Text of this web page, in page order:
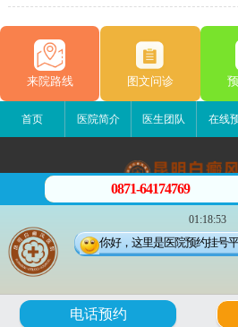
来院路线 图文问诊
首页 医院简介 医生团队 在线
昆明白癜风
昆明市五华区护国路
版权所有：昆明白癜
滇公安备
0871-64174769
01:18:53
你好，这里是医院预约挂号
电话预约